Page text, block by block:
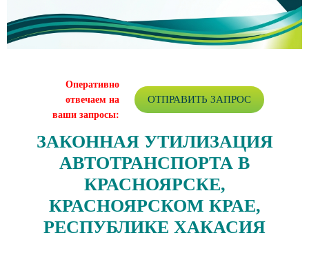
Оперативно
отвечаем на
ваши запросы:
ОТПРАВИТЬ ЗАПРОС
ЗАКОННАЯ УТИЛИЗАЦИЯ
АВТОТРАНСПОРТА В
КРАСНОЯРСКЕ,
КРАСНОЯРСКОМ КРАЕ,
РЕСПУБЛИКЕ ХАКАСИЯ